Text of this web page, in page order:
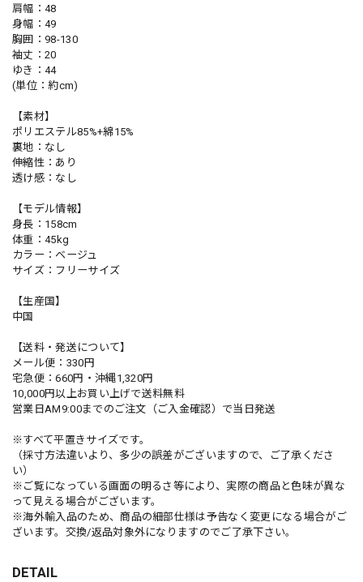
肩幅：48
身幅：49
胸囲：98-130
袖丈：20
ゆき：44
(単位：約cm)
【素材】
ポリエステル85%+綿15%
裏地：なし
伸縮性：あり
透け感：なし
【モデル情報】
身長：158cm
体重：45kg
カラー：ベージュ
サイズ：フリーサイズ
【生産国】
中国
【送料・発送について】
メール便：330円
宅急便：660円・沖縄1,320円
10,000円以上お買い上げで送料無料
営業日AM9:00までのご注文（ご入金確認）で当日発送
※すべて平置きサイズです。
（採寸方法違いより、多少の誤差がございますので、ご了承くださ
い）
※ご覧になっている画面の明るさ等により、実際の商品と色味が異な
って見える場合がございます。
※海外輸入品のため、商品の細部仕様は予告なく変更になる場合がご
ざいます。交換/返品対象外になりますのでご了承下さい。
DETAIL